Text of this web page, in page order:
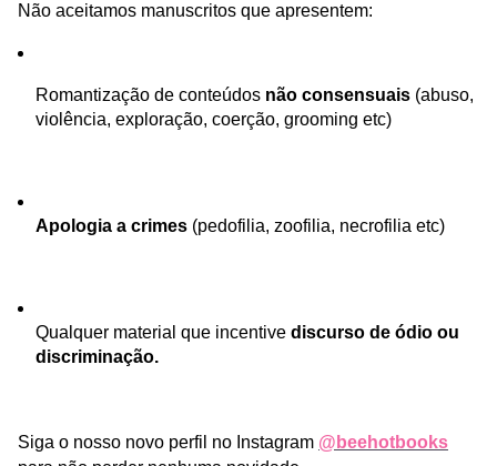
Não aceitamos manuscritos que apresentem:
Romantização de conteúdos não consensuais (abuso,
violência, exploração, coerção, grooming etc)
Apologia a crimes (pedofilia, zoofilia, necrofilia etc)
Qualquer material que incentive discurso de ódio ou
discriminação.
Siga o nosso novo perfil no Instagram @beehotbooks